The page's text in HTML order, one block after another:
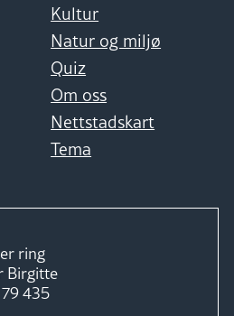
Kultur
Natur og miljø
Quiz
Om oss
Nettstadskart
Tema
ring
Birgitte
435